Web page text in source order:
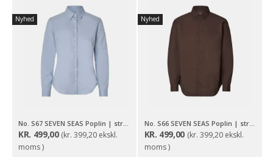
Nyhed
No. S67 SEVEN SEAS Poplin | stretch | dame
KR. 499,00 (kr. 399,20 ekskl.
moms )
Nyhed
No. S66 SEVEN SEAS Poplin | stretch
KR. 499,00 (kr. 399,20ekskl.
moms )